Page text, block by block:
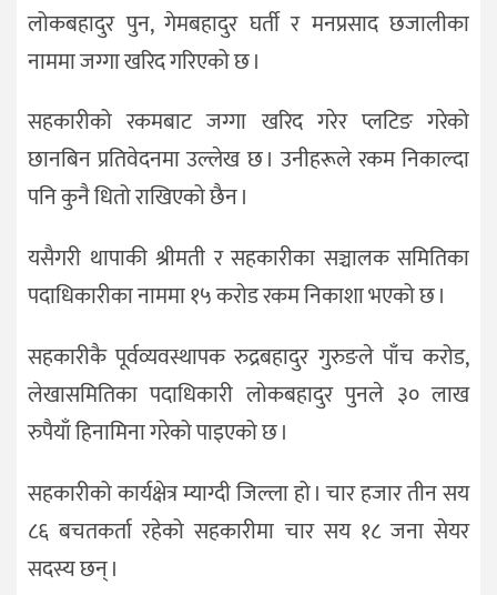
लोकबहादुर पुन, गेमबहादुर घर्ती र मनप्रसाद छजालीका
नाममा जग्गा खरिद गरिएको छ ।
सहकारीको रकमबाट जग्गा खरिद गरेर प्लटिङ गरेको
छानबिन प्रतिवेदनमा उल्लेख छ । उनीहरूले रकम निकाल्दा
पनि कुनै धितो राखिएको छैन ।
यसैगरी थापाकी श्रीमती र सहकारीका सञ्चालक समितिका
पदाधिकारीका नाममा १५ करोड रकम निकाशा भएको छ ।
सहकारीकै पूर्वव्यवस्थापक रुद्रबहादुर गुरुङले पाँच करोड,
लेखासमितिका पदाधिकारी लोकबहादुर पुनले ३० लाख
रुपैयाँ हिनामिना गरेको पाइएको छ ।
सहकारीको कार्यक्षेत्र म्याग्दी जिल्ला हो । चार हजार तीन सय
८६ बचतकर्ता रहेको सहकारीमा चार सय १८ जना सेयर
सदस्य छन् ।